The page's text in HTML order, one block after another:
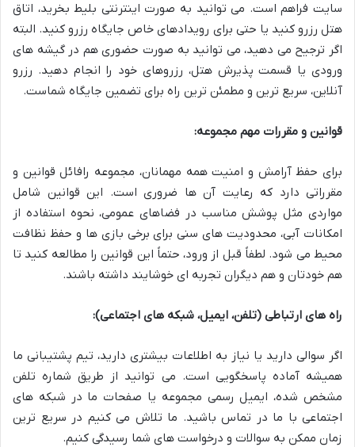
سایت فراهم است. می توانید به صورت اینترنتی بلیط بخرید، اتاق
هتل رزرو کنید یا حتی برای رویدادهای خاص جایگاه رزرو کنید. البته
اگر ترجیح می دهید، می توانید به صورت حضوری هم در گیشه های
ورودی یا قسمت پذیرش هتل، رزروهای خود را انجام دهید. رزرو
آنلاین، سریع ترین و مطمئن ترین راه برای تضمین جایگاه شماست.
قوانین و مقررات مهم مجموعه:
برای حفظ آرامش و امنیت همه مهمانان، مجموعه رافائل قوانین و
مقرراتی دارد که رعایت آن ها ضروری است. این قوانین شامل
مواردی مثل پوشش مناسب در فضاهای عمومی، نحوه استفاده از
امکانات آبی، محدودیت های سنی برای برخی بازی ها و حفظ نظافت
محیط می شود. لطفاً قبل از ورود، حتماً این قوانین را مطالعه کنید تا
هم خودتان و هم دیگران تجربه ای خوشایند داشته باشند.
راه های ارتباطی (تلفن، ایمیل، شبکه های اجتماعی):
اگر سوالی دارید یا نیاز به اطلاعات بیشتری دارید، تیم پشتیبانی ما
همیشه آماده پاسخگویی است. می توانید از طریق شماره تلفن
مشخص شده، ایمیل رسمی مجموعه یا صفحات ما در شبکه های
اجتماعی با ما در تماس باشید. ما تلاش می کنیم در سریع ترین
زمان ممکن به سوالات و درخواست های شما رسیدگی کنیم.